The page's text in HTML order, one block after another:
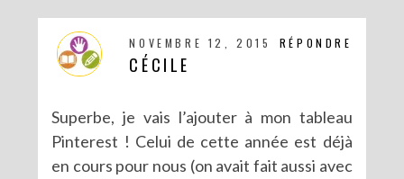
RÉPONDRE
NOVEMBRE 12, 2015
CÉCILE
Superbe, je vais l’ajouter à mon tableau
Pinterest ! Celui de cette année est déjà
en cours pour nous (on avait fait aussi avec